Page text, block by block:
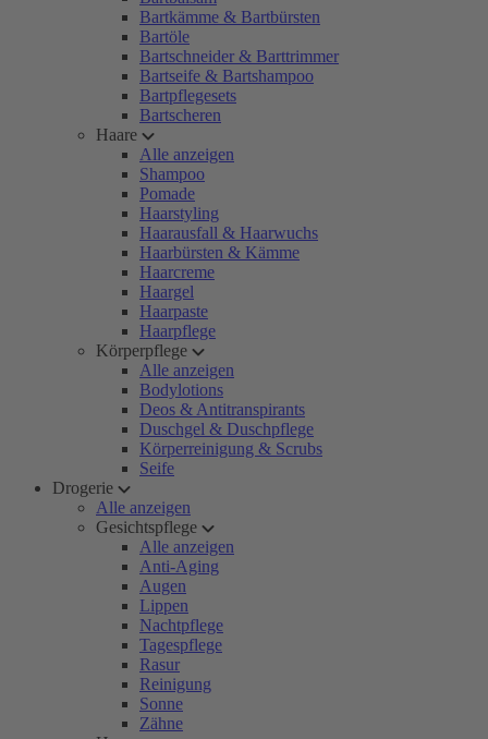
Bartkämme & Bartbürsten
Bartöle
Bartschneider & Barttrimmer
Bartseife & Bartshampoo
Bartpflegesets
Bartscheren
Haare
Alle anzeigen
Shampoo
Pomade
Haarstyling
Haarausfall & Haarwuchs
Haarbürsten & Kämme
Haarcreme
Haargel
Haarpaste
Haarpflege
Körperpflege
Alle anzeigen
Bodylotions
Deos & Antitranspirants
Duschgel & Duschpflege
Körperreinigung & Scrubs
Seife
Drogerie
Alle anzeigen
Gesichtspflege
Alle anzeigen
Anti-Aging
Augen
Lippen
Nachtpflege
Tagespflege
Rasur
Reinigung
Sonne
Zähne